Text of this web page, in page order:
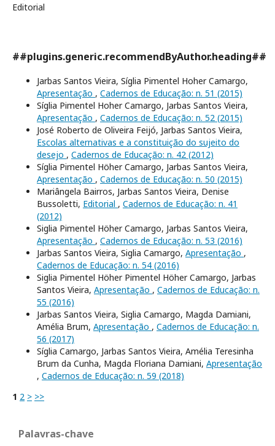
Editorial
##plugins.generic.recommendByAuthor.heading##
Jarbas Santos Vieira, Síglia Pimentel Hoher Camargo,
Apresentação , Cadernos de Educação: n. 51 (2015)
Síglia Pimentel Hoher Camargo, Jarbas Santos Vieira,
Apresentação , Cadernos de Educação: n. 52 (2015)
José Roberto de Oliveira Feijó, Jarbas Santos Vieira,
Escolas alternativas e a constituição do sujeito do
desejo , Cadernos de Educação: n. 42 (2012)
Síglia Pimentel Höher Camargo, Jarbas Santos Vieira,
Apresentação , Cadernos de Educação: n. 50 (2015)
Mariângela Bairros, Jarbas Santos Vieira, Denise
Bussoletti, Editorial , Cadernos de Educação: n. 41
(2012)
Siglia Pimentel Höher Camargo, Jarbas Santos Vieira,
Apresentação , Cadernos de Educação: n. 53 (2016)
Jarbas Santos Vieira, Siglia Camargo, Apresentação ,
Cadernos de Educação: n. 54 (2016)
Siglia Pimentel Höher Pimentel Höher Camargo, Jarbas
Santos Vieira, Apresentação , Cadernos de Educação: n.
55 (2016)
Jarbas Santos Vieira, Siglia Camargo, Magda Damiani,
Amélia Brum, Apresentação , Cadernos de Educação: n.
56 (2017)
Síglia Camargo, Jarbas Santos Vieira, Amélia Teresinha
Brum da Cunha, Magda Floriana Damiani, Apresentação
, Cadernos de Educação: n. 59 (2018)
1 2 > >>
Palavras-chave